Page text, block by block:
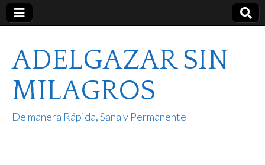
ADELGAZAR SIN
MILAGROS
De manera Rápida, Sana y Permanente